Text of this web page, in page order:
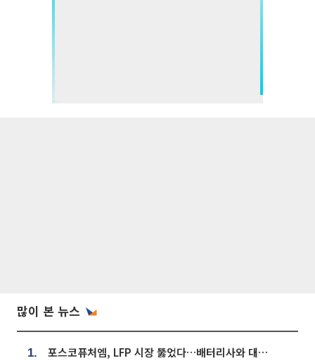
많이 본 뉴스
1. 포스코퓨처엠, LFP 시장 뚫었다…배터리사와 대규모 장기 공급 합의